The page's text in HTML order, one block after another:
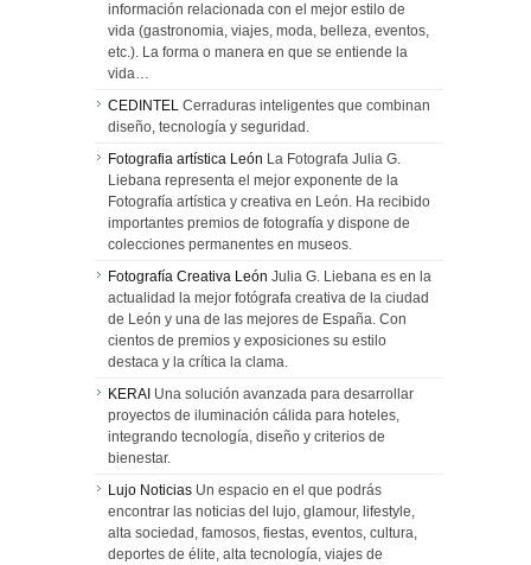
información relacionada con el mejor estilo de
vida (gastronomia, viajes, moda, belleza, eventos,
etc.). La forma o manera en que se entiende la
vida…
CEDINTEL Cerraduras inteligentes que combinan
diseño, tecnología y seguridad.
Fotografia artística León La Fotografa Julia G.
Liebana representa el mejor exponente de la
Fotografía artística y creativa en León. Ha recibido
importantes premios de fotografía y dispone de
colecciones permanentes en museos.
Fotografía Creativa León Julia G. Liebana es en la
actualidad la mejor fotógrafa creativa de la ciudad
de León y una de las mejores de España. Con
cientos de premios y exposiciones su estilo
destaca y la crítica la clama.
KERAI Una solución avanzada para desarrollar
proyectos de iluminación cálida para hoteles,
integrando tecnología, diseño y criterios de
bienestar.
Lujo Noticias Un espacio en el que podrás
encontrar las noticias del lujo, glamour, lifestyle,
alta sociedad, famosos, fiestas, eventos, cultura,
deportes de élite, alta tecnología, viajes de